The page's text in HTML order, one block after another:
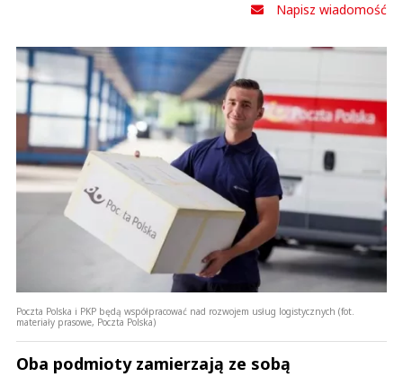
Napisz wiadomość
Poczta Polska i PKP będą współpracować nad rozwojem usług logistycznych (fot.
materiały prasowe, Poczta Polska)
Oba podmioty zamierzają ze sobą